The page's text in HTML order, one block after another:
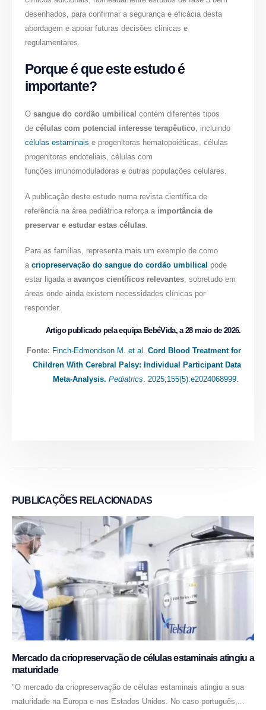
desenhados, para confirmar a segurança e eficácia desta
abordagem e apoiar futuras decisões clínicas e
regulamentares.
Porque é que este estudo é
importante?
Osangue do cordão umbilical contém diferentes tipos
decélulas com potencial interesse terapêutico, incluindo
células estaminais e progenitoras hematopoiéticas, células
progenitoras endoteliais, células com
funções imunomoduladoras e outras populações celulares.
A publicação deste estudo numa revista científica de
referência na área pediátrica reforça a importância de
preservar e estudar estas células
Para as famílias, representa mais um exemplo de como
acriopreservação do sangue do cordão umbilical pode
estar ligada aavanços científicos relevantes , sobretudo em
áreas onde ainda existem necessidades clínicas por
responder.
Artigo publicado pela equipa BebéVida, a 28 maio de 2026.
Fonte: Finch-Edmondson M. et al. Cord Blood Treatment for
Children With Cerebral Palsy: Individual Participant Data
Meta-Analysis. Pediatrics. 2025;155(5):e2024068999.
PUBLICAÇÕES RELACIONADAS
Mercado da criopreservação de células estaminais atingiu a
maturidade
"O mercado da criopreservação de células estaminais atingiu a sua
maturidade na Europa e nos Estados Unidos. No caso português,...